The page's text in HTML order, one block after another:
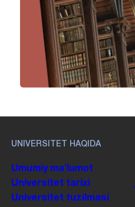
UNIVERSITET HAQIDA
Umumiy maʼlumot
Universitet tarixi
Universitet tuzilmasi